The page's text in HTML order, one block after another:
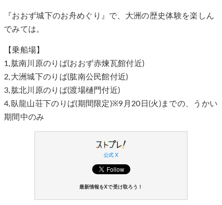
『おおず城下のお舟めぐり』で、大洲の歴史体験を楽しん
でみては。
【乗船場】
1,肱南川原のりば(おおず赤煉瓦館付近)
2,大洲城下のりば(肱南公民館付近)
3,肱北川原のりば(渡場樋門付近)
4,臥龍山荘下のりば(期間限定)※9月20日(火)までの、うかい
期間中のみ
公式 X
最新情報をXで受け取ろう！